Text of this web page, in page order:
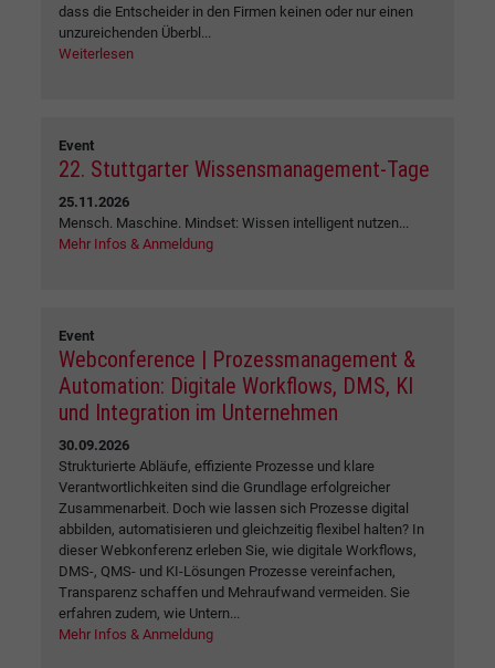
dass die Entscheider in den Firmen keinen oder nur einen
unzureichenden Überbl...
Weiterlesen
Event
22. Stuttgarter Wissensmanagement-Tage
25.11.2026
Mensch. Maschine. Mindset: Wissen intelligent nutzen...
Mehr Infos & Anmeldung
Event
Webconference | Prozessmanagement &
Automation: Digitale Workflows, DMS, KI
und Integration im Unternehmen
30.09.2026
Strukturierte Abläufe, effiziente Prozesse und klare
Verantwortlichkeiten sind die Grundlage erfolgreicher
Zusammenarbeit. Doch wie lassen sich Prozesse digital
abbilden, automatisieren und gleichzeitig flexibel halten? In
dieser Webkonferenz erleben Sie, wie digitale Workflows,
DMS-, QMS- und KI-Lösungen Prozesse vereinfachen,
Transparenz schaffen und Mehraufwand vermeiden. Sie
erfahren zudem, wie Untern...
Mehr Infos & Anmeldung